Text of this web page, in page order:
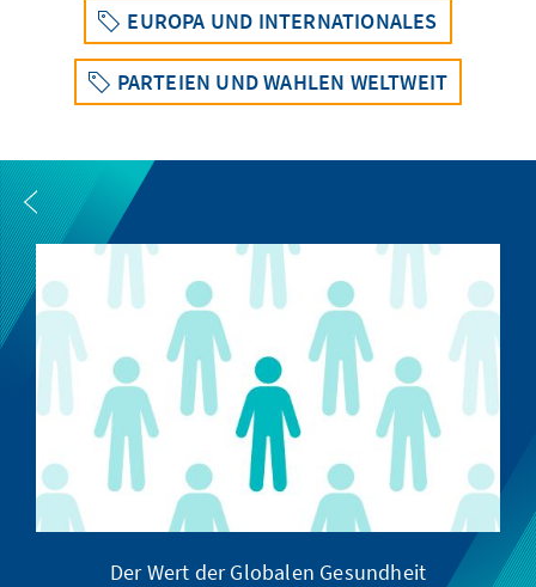
EUROPA UND INTERNATIONALES
PARTEIEN UND WAHLEN WELTWEIT
Der Wert der Globalen Gesundheit